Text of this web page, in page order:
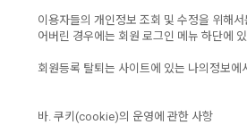
이용자들의 개인정보 조회 및 수정을 위해
어버린 경우에는 회원 로그인 메뉴 하단에
회원등록 탈퇴는 사이트에 있는 나의정보
바. 쿠키(cookie)의 운영에 관한 사항